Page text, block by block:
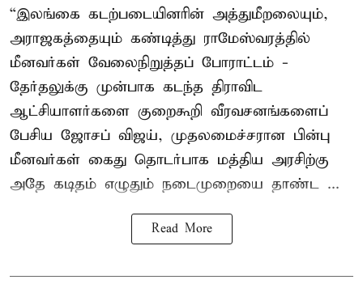
“இலங்கை கடற்படையினரின் அத்துமீறலையும்,
அராஜகத்தையும் கண்டித்து ராமேஸ்வரத்தில்
மீனவர்கள் வேலைநிறுத்தப் போராட்டம் -
தேர்தலுக்கு முன்பாக கடந்த திராவிட
ஆட்சியாளர்களை குறைகூறி வீரவசனங்களைப்
பேசிய ஜோசப் விஜய், முதலமைச்சரான பின்பு
மீனவர்கள் கைது தொடர்பாக மத்திய அரசிற்கு
அதே கடிதம் எழுதும் நடைமுறையை தாண்ட ...
Read More